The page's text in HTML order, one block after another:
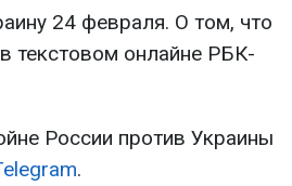
24 февраля. О том, что
текстовом онлайне РБК-
России против Украины
.